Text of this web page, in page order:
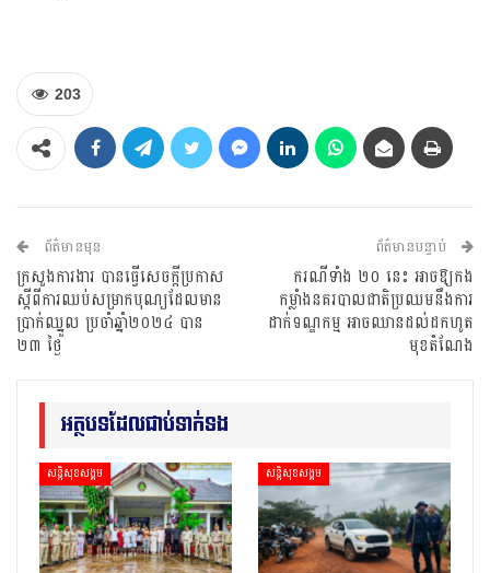
203
ព័ត៌មានមុន
ក្រសួងការងារ បានធ្វើសេចក្តីប្រកាស
ស្តីពីការឈប់សម្រាកបុណ្យដែលមាន
ប្រាក់ឈ្នួល​ ប្រចាំឆ្នាំ២០២៤ បាន​
២៣ ថ្ងៃ
ព័ត៌មានបន្ទាប់
ករណីទាំង ២០ នេះ អាចឱ្យកង
កម្លាំងនគរបាលជាតិប្រឈមនឹងការ
ដាក់ទណ្ឌកម្ម អាចឈានដល់ដកហូត
មុខតំណែង
អត្ថបទដែលជាប់ទាក់ទង
សន្តិសុខសង្គម សន្តិសុខសង្គម